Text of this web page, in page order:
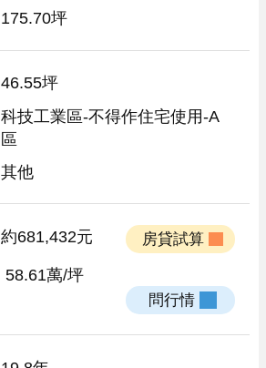
175.70坪
46.55坪
科技工業區-不得作住宅使用-A
區
其他
約681,432元
58.61萬/坪